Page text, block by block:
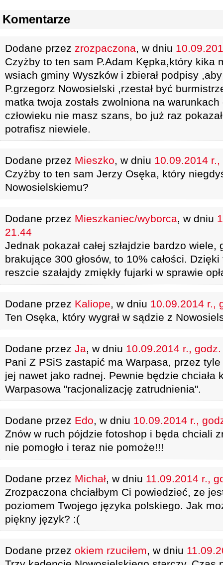
Komentarze
Dodane przez zrozpaczona, w dniu
Czyżby to ten sam P.Adam Kępka,który kika
wsiach gminy Wyszków i zbierał podpisy
P.grzegorz Nowosielski ,rzestał być
matka twoja zostałs zwolniona na
człowieku nie masz szans, bo już raz
potrafisz niewiele.
Dodane przez Mieszko, w dniu 10.09.2014
Czyżby to ten sam Jerzy Osęka, który
Nowosielskiemu?
Dodane przez Mieszkaniec/wyborca, w dniu
21.44
Jednak pokazał całej szłajdzie bardzo wiele,
brakujące 300 głosów, to 10% całości.
reszcie szałajdy zmiękły fujarki w sprawie
Dodane przez Kaliope, w dniu 10.09.2014 r.,
Ten Osęka, który wygrał w sądzie z
Dodane przez Ja, w dniu 10.09.2014 r.,
Pani Z PSiS zastapić ma Warpasa, przez
jej nawet jako radnej. Pewnie będzie chciała
Warpasowa "racjonalizację zatrudnienia".
Dodane przez Edo, w dniu 10.09.2014 r.,
Znów w ruch pójdzie fotoshop i będa chciali
nie pomogło i teraz nie pomoże!!!
Dodane przez Michał, w dniu 11.09.2014 r.,
Zrozpaczona chciałbym Ci powiedzieć, ze
poziomem Twojego języka polskiego. Jak
piękny język? :(
Dodane przez okiem rzuciłem, w dniu